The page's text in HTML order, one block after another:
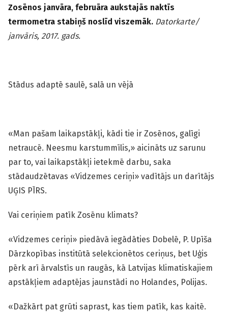
Zosēnos janvāra, februāra aukstajās naktīs
termometra stabiņš noslīd viszemāk. Datorkarte/
janvāris, 2017. gads.
Stādus adaptē saulē, salā un vējā
«Man pašam laikapstākļi, kādi tie ir Zosēnos, galīgi
netraucē. Neesmu karstummīlis,» aicināts uz sarunu
par to, vai laikapstākļi ietekmē darbu, saka
stādaudzētavas «Vidzemes ceriņi» vadītājs un darītājs
UĢIS PĪRS.
Vai ceriņiem patīk Zosēnu klimats?
«Vidzemes ceriņi» piedāvā iegādāties Dobelē, P. Upīša
Dārzkopības institūtā selekcionētos ceriņus, bet Uģis
pērk arī ārvalstīs un raugās, kā Latvijas klimatiskajiem
apstākļiem adaptējas jaunstādi no Holandes, Polijas.
«Dažkārt pat grūti saprast, kas tiem patīk, kas kaitē.